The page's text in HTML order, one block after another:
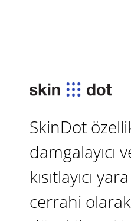
SkinDot
damgalayıcı
kısıtlayıcı
cerrahi olarak